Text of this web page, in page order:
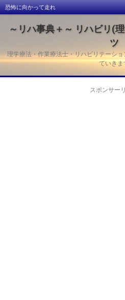
恐怖に向かって走れ
～リハ事典＋～ リハビリ(
ツ
理学療法・作業療法士・リハビリテーシ
ていきま
スポンサー